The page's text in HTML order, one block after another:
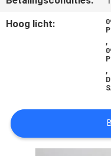
EEN
Hoog licht:
,
,